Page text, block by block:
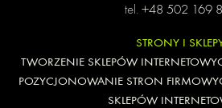
tel. +48 502 169
STRONY I
TWORZENIE SKLEPÓW
POZYCJONOWANIE STRON
SKLEPÓW